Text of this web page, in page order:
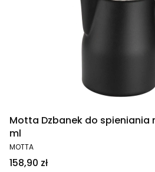
Motta Dzbanek do spieniania
ml
PRODUCENT
MOTTA
Cena
158,90 zł